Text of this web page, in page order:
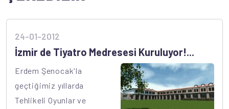
24-01-2012
İzmir de Tiyatro Medresesi Kuruluyor!...
Erdem Şenocak'la
geçtiğimiz yıllarda
Tehlikeli Oyunlar ve